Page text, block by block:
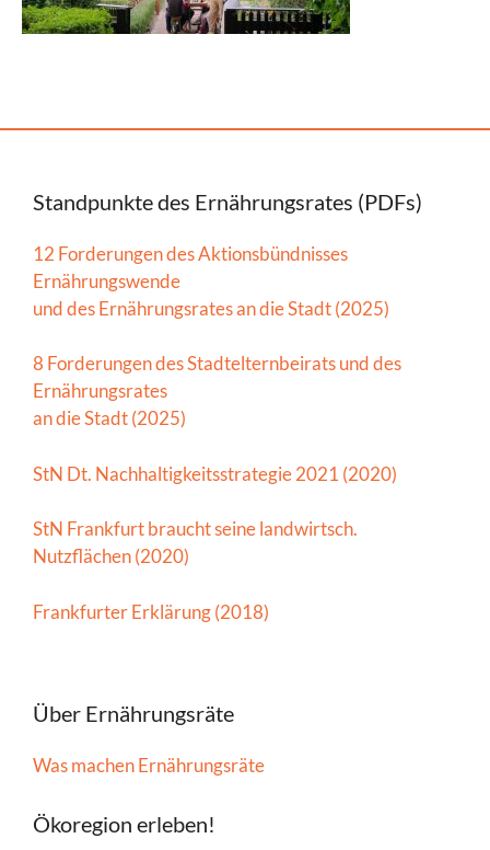
Standpunkte des Ernährungsrates (PDFs)
12 Forderungen des Aktionsbündnisses
Ernährungswende
und des Ernährungsrates an die Stadt (2025)
8 Forderungen des Stadtelternbeirats und des
Ernährungsrates
an die Stadt (2025)
StN Dt. Nachhaltigkeitsstrategie 2021 (2020)
StN Frankfurt braucht seine landwirtsch.
Nutzflächen (2020)
Frankfurter Erklärung (2018)
Über Ernährungsräte
Was machen Ernährungsräte
Ökoregion erleben!